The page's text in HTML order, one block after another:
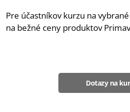
Pre účastníkov kurzu na
na bežné ceny produktov
Dotazy na